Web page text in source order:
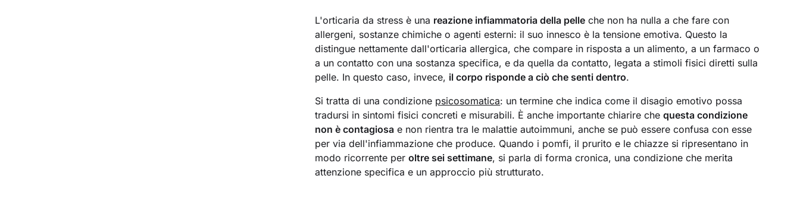
L'orticaria da stress è una reazione infiammatoria della pelle che non ha nulla a che fare con
allergeni, sostanze chimiche o agenti esterni: il suo innesco è la tensione emotiva. Questo la
distingue nettamente dall'orticaria allergica, che compare in risposta a un alimento, a un farmaco o
a un contatto con una sostanza specifica, e da quella da contatto, legata a stimoli fisici diretti sulla
pelle. In questo caso, invece, il corpo risponde a ciò che senti dentro.
Si tratta di una condizione psicosomatica: un termine che indica come il disagio emotivo possa
tradursi in sintomi fisici concreti e misurabili. È anche importante chiarire chequesta condizione
non è contagiosa e non rientra tra le malattie autoimmuni, anche se può essere confusa con esse
per via dell'infiammazione che produce. Quando i pomfi, il prurito e le chiazze si ripresentano in
modo ricorrente peroltre sei settimane, si parla di forma cronica, una condizione che merita
attenzione specifica e un approccio più strutturato.